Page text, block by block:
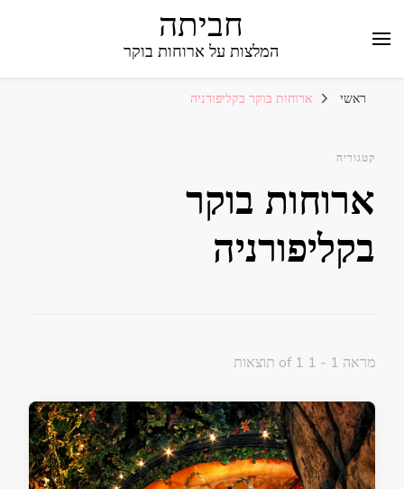
חביתה
המלצות על ארוחות בוקר
ראשי ארוחות בוקר בקליפורניה
קטגוריה
ארוחות בוקר
בקליפורניה
מראה 1 - 1 of 1 תוצאות